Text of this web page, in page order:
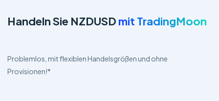
Handeln Sie NZDUSD mit TradingMoon
Problemlos, mit flexiblen Handelsgrößen und ohne
Provisionen!*